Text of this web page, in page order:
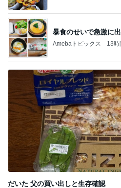
暴食のせいで急激に
Amebaトピックス 13時
だいた 父の買い出しと生存確認